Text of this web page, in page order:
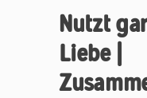
Nutzt
Liebe |